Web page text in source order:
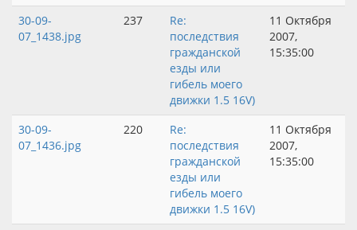
30-09-
07_1438.jpg
237
Re:
последствия
гражданской
езды или
гибель моего
движки 1.5 16V)
11 Октября
2007,
15:35:00
30-09-
07_1436.jpg
220
Re:
последствия
гражданской
езды или
гибель моего
движки 1.5 16V)
11 Октября
2007,
15:35:00